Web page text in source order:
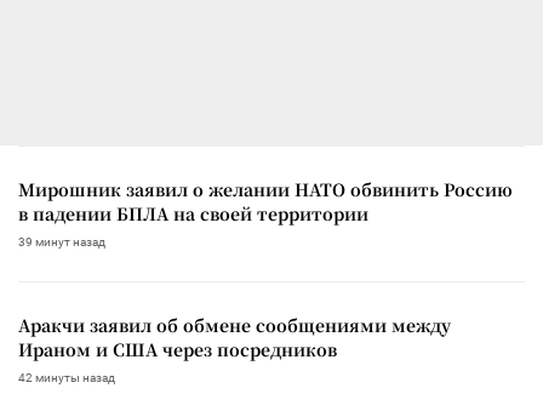
Мирошник заявил о желании НАТО обвинить Россию
в падении БПЛА на своей территории
39 минут назад
Аракчи заявил об обмене сообщениями между
Ираном и США через посредников
42 минуты назад